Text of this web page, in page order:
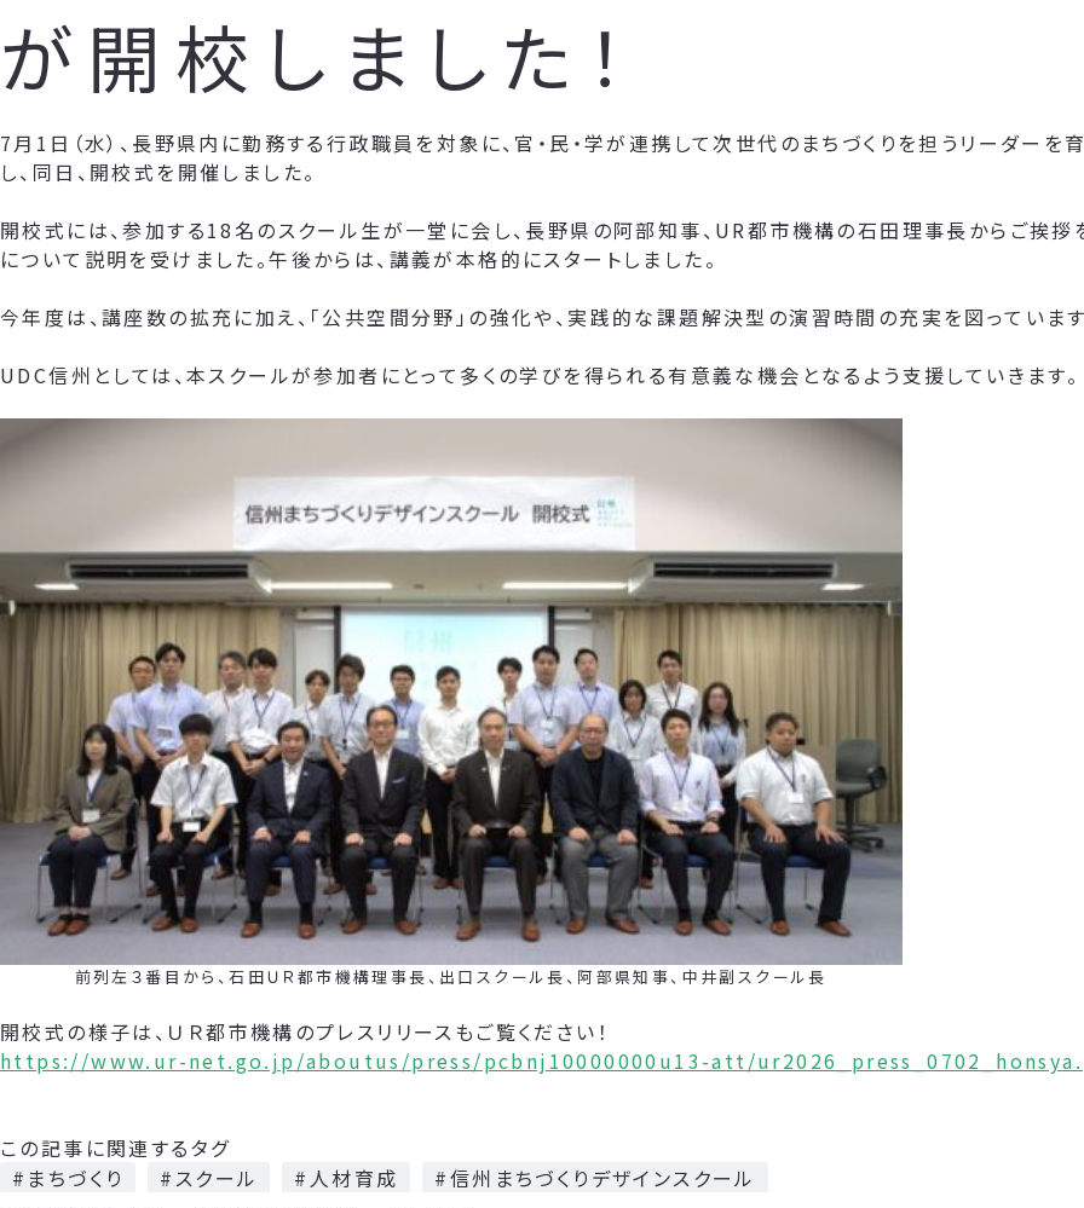
が開校しました！
7月1日（水）、長野県内に勤務する行政職員を対象に、官・民・学が連携して次世代のまちづくりを担うリーダー
し、同日、開校式を開催しました。
開校式には、参加する18名のスクール生が一堂に会し、長野県の阿部知事、UR都市機構の石田理事長からご挨拶
について説明を受けました。午後からは、講義が本格的にスタートしました。
今年度は、講座数の拡充に加え、「公共空間分野」の強化や、実践的な課題解決型の演習時間の充実を図っています
UDC信州としては、本スクールが参加者にとって多くの学びを得られる有意義な機会となるよう支援していきます。
前列左３番目から、石田ＵＲ都市機構理事長、出口スクール長、阿部県知事、中井副スクール長
開校式の様子は、ＵＲ都市機構のプレスリリースもご覧ください！
https://www.ur-net.go.jp/aboutus/press/pcbnj10000000u13-att/
この記事に関連するタグ
#まちづくり
#スクール #人材育成
#信州まちづくりデザインスクール